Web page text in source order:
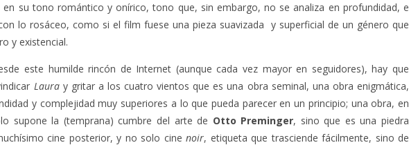
en su tono romántico y onírico, tono que, sin embargo, no se analiza en profundidad, e
lo rosáceo, como si el film fuese una pieza suavizada y superficial de un género que
y existencial.
este humilde rincón de Internet (aunque cada vez mayor en seguidores), hay que
Lauray gritar a los cuatro vientos que es una obra seminal, una obra enigmática,
y complejidad muy superiores a lo que pueda parecer en un principio; una obra, en
supone la (temprana) cumbre del arte de Otto Preminger, sino que es una piedra
cine posterior, y no solo cine noir, etiqueta que trasciende fácilmente, sino de